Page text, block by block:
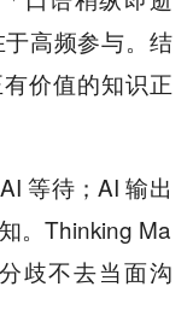
高频参与。结
价值的知识正
等待；AI 输出
。Thinking Ma
歧不去当面沟